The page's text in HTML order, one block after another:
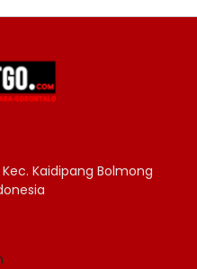
Kec. Kaidipang Bolmong